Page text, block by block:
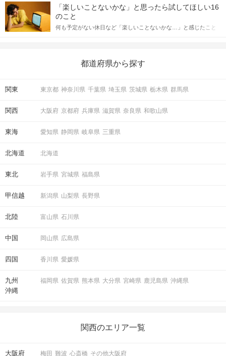
合にどのような行動に繋げるべきかをご紹介していきます。
しかし、中には「どう誘ったらいいの？」とお困りの男性もいら
っしゃるのではないでしょうか。 そこで今回は、男性から女性へ
送るLINEでのデートの誘い方のコツをご紹介します。例文も混じ
えながら解説するので、ぜひ参考にしてください。
「楽しいことないかな」と思ったら試してほしい16
のこと
何も予定がない休日など「楽しいことないかな…」と感じたこと
の楽しいことアイデアを集めました♪ いままさに楽しいことを探し
都道府県から探す
関東 東京都 神奈川県 千葉県 埼玉県 茨城県 栃木県 群馬県
関西 大阪府 京都府 兵庫県 滋賀県 奈良県 和歌山県
東海 愛知県 静岡県 岐阜県 三重県
北海道 北海道
東北 岩手県 宮城県 福島県
甲信越 新潟県 山梨県 長野県
北陸 富山県 石川県
中国 岡山県 広島県
四国 香川県 愛媛県
九州
沖縄
福岡県 佐賀県 熊本県 大分県 宮崎県 鹿児島県 沖縄県
関西のエリア一覧
大阪府 梅田 難波 心斎橋 その他大阪府